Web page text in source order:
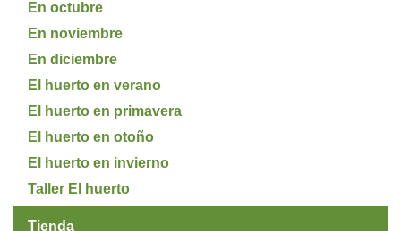
En octubre
En noviembre
En diciembre
El huerto en verano
El huerto en primavera
El huerto en otoño
El huerto en invierno
Taller El huerto
Tienda